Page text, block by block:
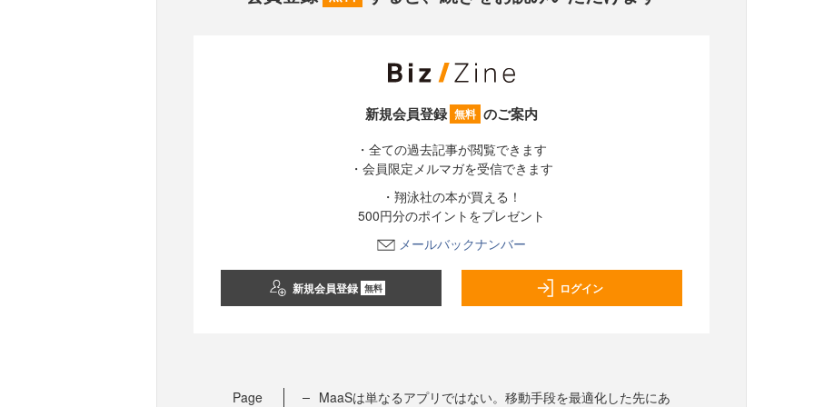
新規会員登録 無料 のご案内
・全ての過去記事が閲覧できます
・会員限定メルマガを受信できます
・翔泳社の本が買える！
500円分のポイントをプレゼント
メールバックナンバー
新規会員登録 無料 ログイン
Page MaaSは単なるアプリではない。移動手段を最適化した先にあ